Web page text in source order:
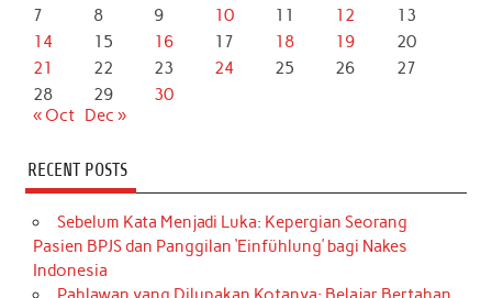
7
8 9 10 11 12
13
14
15 16 17 18 19
20
21
22 23 24 25 26
27
28
29
30
« Oct Dec »
RECENT POSTS
Sebelum Kata Menjadi Luka: Kepergian Seorang
Pasien BPJS dan Panggilan ‘Einfühlung’ bagi Nakes
Indonesia